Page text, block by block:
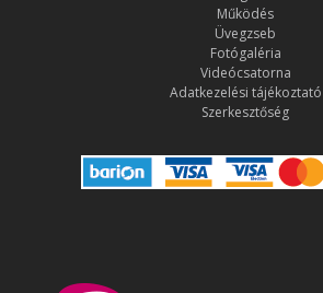
Működés
Üvegzseb
Fotógaléria
Videócsatorna
Adatkezelési tájékoztató
Szerkesztőség